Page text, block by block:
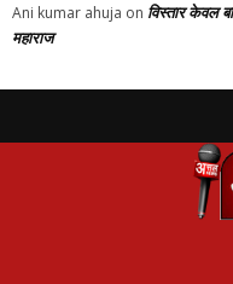
Ani kumar ahuja on विस्तार केवल
महाराज